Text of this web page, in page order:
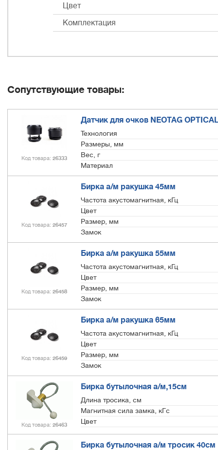
Цвет
Комплектация
Сопутствующие товары:
Код товара 26333
Датчик для очков NEOTAG
Технология
Размеры, мм
Вес, г
Материал
Код товара 26457
Бирка а/м ракушка 45мм
Частота акустомагнитная, кГц
Цвет
Размер, мм
Замок
Код товара 26458
Бирка а/м ракушка 55мм
Частота акустомагнитная, кГц
Цвет
Размер, мм
Замок
Код товара 26459
Бирка а/м ракушка 65мм
Частота акустомагнитная, кГц
Цвет
Размер, мм
Замок
Код товара 26463
Бирка бутылочная а/м,15см
Длина тросика, см
Магнитная сила замка, кГс
Цвет
Бирка бутылочная а/м тросик 40см